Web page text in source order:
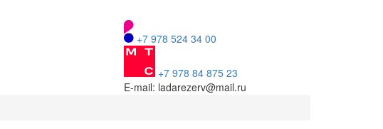
+7 978 524 34 00
+7 978 84 875 23
E-mail: ladarezerv@mail.ru